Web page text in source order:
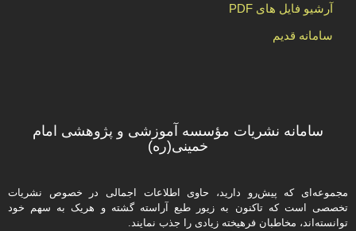
آرشیو فایل های PDF
سامانه قدیم
سامانه نشریات مؤسسه آموزشی و پژوهشی امام
خمینی(ره)
مجموعه‌ای که پیش‌رو دارید،‌ حاوی اطلاعات اجمالی در خصوص نشریات
تخصصی است که تاکنون به زیور طبع آراسته گشته و هریک به سهم خود
توانسته‌اند، مخاطبان فرهیخته‌ زیادی را جذب نمایند.